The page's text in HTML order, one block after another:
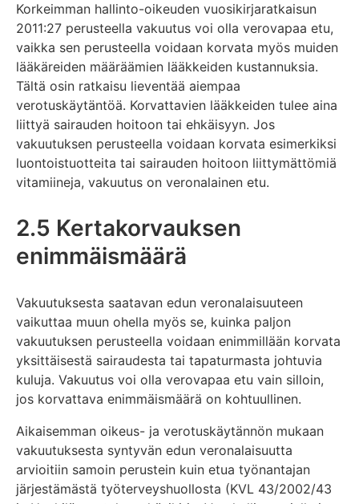
Korkeimman hallinto-oikeuden vuosikirjaratkaisun
2011:27 perusteella vakuutus voi olla verovapaa etu,
vaikka sen perusteella voidaan korvata myös muiden
lääkäreiden määräämien lääkkeiden kustannuksia.
Tältä osin ratkaisu lieventää aiempaa
verotuskäytäntöä. Korvattavien lääkkeiden tulee aina
liittyä sairauden hoitoon tai ehkäisyyn. Jos
vakuutuksen perusteella voidaan korvata esimerkiksi
luontoistuotteita tai sairauden hoitoon liittymättömiä
vitamiineja, vakuutus on veronalainen etu.
2.5 Kertakorvauksen
enimmäismäärä
Vakuutuksesta saatavan edun veronalaisuuteen
vaikuttaa muun ohella myös se, kuinka paljon
vakuutuksen perusteella voidaan enimmillään korvata
yksittäisestä sairaudesta tai tapaturmasta johtuvia
kuluja. Vakuutus voi olla verovapaa etu vain silloin,
jos korvattava enimmäismäärä on kohtuullinen.
Aikaisemman oikeus- ja verotuskäytännön mukaan
vakuutuksesta syntyvän edun veronalaisuutta
arvioitiin samoin perustein kuin etua työnantajan
järjestämästä työterveyshuollosta (KVL 43/2002/43